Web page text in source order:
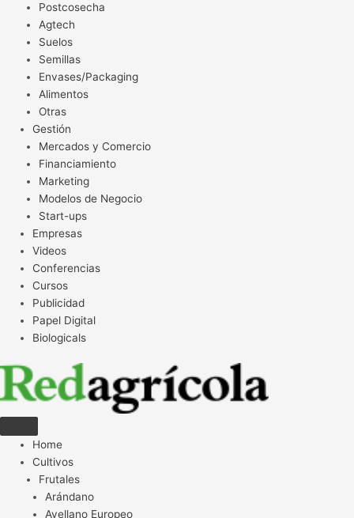
Postcosecha
Agtech
Suelos
Semillas
Envases/Packaging
Alimentos
Otras
Gestión
Mercados y Comercio
Financiamiento
Marketing
Modelos de Negocio
Start-ups
Empresas
Videos
Conferencias
Cursos
Publicidad
Papel Digital
Biologicals
Home
Cultivos
Frutales
Arándano
Avellano Europeo